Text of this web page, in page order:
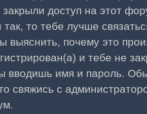
закрыли доступ на этот
так, то тебе лучше
выяснить, почему это
и тебе не
вводишь имя и пароль.
свяжись с